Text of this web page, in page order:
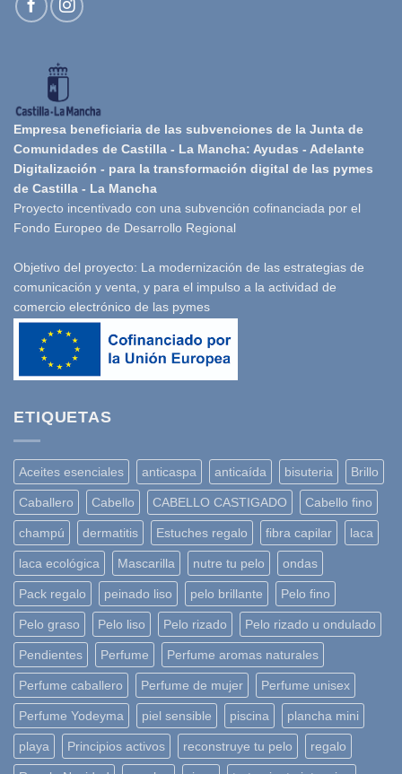
Empresa beneficiaria de las subvenciones de la Junta de
Comunidades de Castilla - La Mancha: Ayudas - Adelante
Digitalización - para la transformación digital de las pymes
de Castilla - La Mancha
Proyecto incentivado con una subvención cofinanciada por el
Fondo Europeo de Desarrollo Regional
Objetivo del proyecto: La modernización de las estrategias de
comunicación y venta, y para el impulso a la actividad de
comercio electrónico de las pymes
ETIQUETAS
Aceites esenciales anticaspa anticaída bisuteria Brillo
Caballero Cabello CABELLO CASTIGADO Cabello fino
champú dermatitis Estuches regalo fibra capilar laca
laca ecológica Mascarilla nutre tu pelo ondas
Pack regalo peinado liso pelo brillante Pelo fino
Pelo graso Pelo liso Pelo rizado Pelo rizado u ondulado
Pendientes Perfume Perfume aromas naturales
Perfume caballero Perfume de mujer Perfume unisex
Perfume Yodeyma piel sensible piscina plancha mini
playa Principios activos reconstruye tu pelo regalo